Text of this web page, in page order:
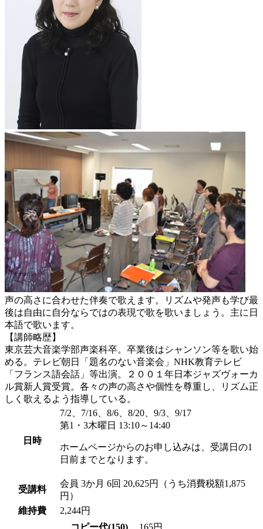
声の高さに合わせた伴奏で歌えます。リズムや発声も学び最
後は自由に自分ならではの表現で歌を歌いましょう。主に日
本語で歌います。
【講師略歴】
東京芸大音楽学部声楽科卒。卒業後はシャンソン等を歌い始
める。テレビ朝日「題名のない音楽会」NHK教育テレビ
「フランス語会話」等出演。２００１年日本ジャズヴォーカ
ル賞新人賞受賞。各々の声の高さや個性を尊重し、リズム正
しく歌えるよう指導している。
日時
7/2、7/16、8/6、8/20、9/3、9/17
第1・3木曜日 13:10～14:40
ホームページからのお申し込みは、受講日の1
日前までとなります。
受講料
会員 3か月 6回 20,625円（うち消費税額1,875
円）
維持費
2,244円
コピー代(150)
165円